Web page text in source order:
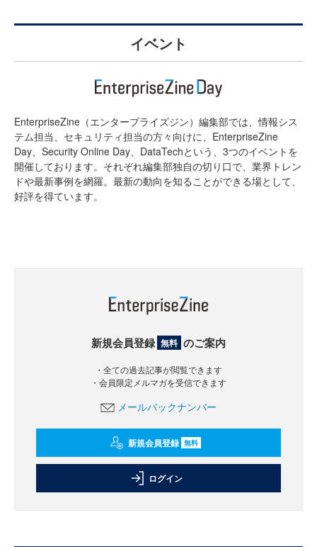
イベント
EnterpriseZine（エンタープライズジン）編集部では、情報シス
テム担当、セキュリティ担当の方々向けに、EnterpriseZine
Day、Security Online Day、DataTechという、3つのイベントを
開催しております。それぞれ編集部独自の切り口で、業界トレン
ドや最新事例を網羅。最新の動向を知ることができる場として、
好評を得ています。
新規会員登録 無料 のご案内
・全ての過去記事が閲覧できます
・会員限定メルマガを受信できます
メールバックナンバー
新規会員登録 無料
ログイン